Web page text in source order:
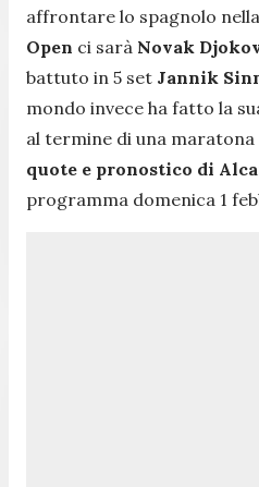
affrontare lo spagnolo nella
Open ci sarà Novak
battuto in 5 set Jannik
mondo invece ha fatto la
al termine di una maratona
quote e pronostico di
programma domenica 1